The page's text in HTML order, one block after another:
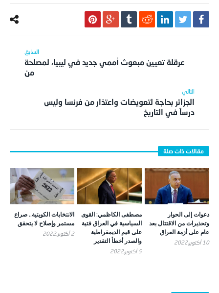
عرقلة تعيين مبعوث أممي جديد في ليبيا، لمصلحة
من
الجزائر بحاجة لتعويضات واعتذار من فرنسا وليس
درساً في التاريخ
دعوات إلى الحوار
وتحذيرات من الاقتتال بعد
عام على أزمة العراق
10 أكتوبر,2022
مصطفى الكاظمي: القوى
السياسية في العراق فتية
على قيم الديمقراطية
والصدر أخطأ التقدير
5 أكتوبر,2022
الانتخابات الكويتية.. صراع
مستمر وإصلاح لا يتحقق
2 أكتوبر,2022